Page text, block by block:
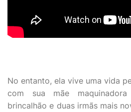
No entanto, ela vive uma vida
com sua mãe
brincalhão e duas irmãs mais